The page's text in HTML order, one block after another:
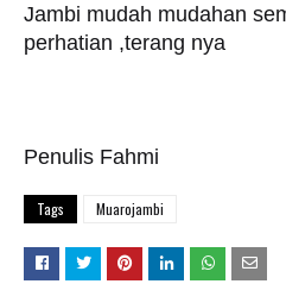
Jambi mudah mudahan
perhatian ,terang nya
Penulis Fahmi
Tags Muarojambi